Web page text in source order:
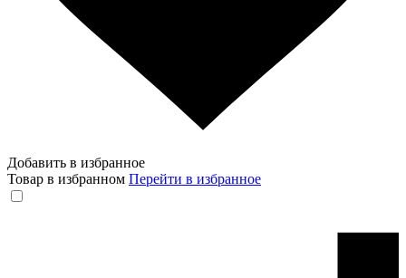
Добавить в избранное
Товар в избранном Перейти в избранное